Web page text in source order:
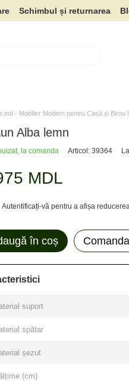
Schimbul și returnarea
- Mobilier Modern pentru Casă și Birou
Alba lemn
la comanda Articol: 39364
MDL
Autentificați-vă pentru a afișa
în coș
suport
spătar
șezut
(cm)